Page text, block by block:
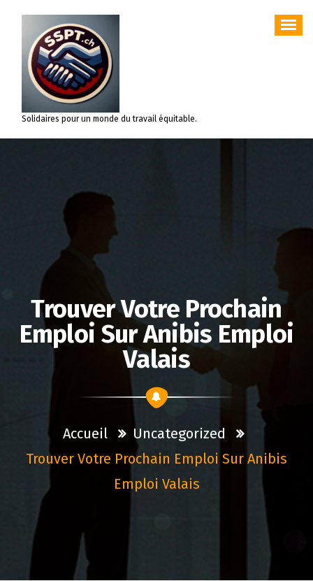
contenu
Solidaires pour un monde du travail équitable.
Trouver Votre Prochain
Emploi Sur Anibis Emploi
Valais
Accueil
Uncategorized
Trouver Votre Prochain Emploi Sur Anibis
Emploi Valais